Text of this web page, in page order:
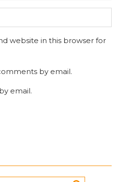
website in this browser for
by email.
email.